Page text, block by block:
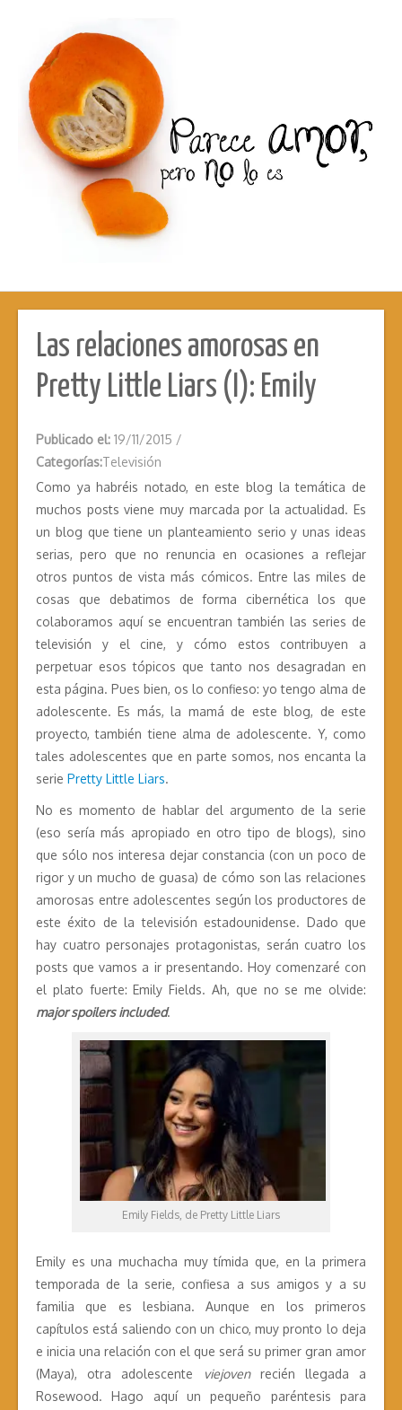
Las relaciones amorosas en
Pretty Little Liars (I): Emily
Publicado el: 19/11/2015 /
Categorías:Televisión
Como ya habréis notado, en este blog la temática de
muchos posts viene muy marcada por la actualidad. Es
un blog que tiene un planteamiento serio y unas ideas
serias, pero que no renuncia en ocasiones a reflejar
otros puntos de vista más cómicos. Entre las miles de
cosas que debatimos de forma cibernética los que
colaboramos aquí se encuentran también las series de
televisión y el cine, y cómo estos contribuyen a
perpetuar esos tópicos que tanto nos desagradan en
esta página. Pues bien, os lo confieso: yo tengo alma de
adolescente. Es más, la mamá de este blog, de este
proyecto, también tiene alma de adolescente. Y, como
tales adolescentes que en parte somos, nos encanta la
serie Pretty Little Liars.
No es momento de hablar del argumento de la serie
(eso sería más apropiado en otro tipo de blogs), sino
que sólo nos interesa dejar constancia (con un poco de
rigor y un mucho de guasa) de cómo son las relaciones
amorosas entre adolescentes según los productores de
este éxito de la televisión estadounidense. Dado que
hay cuatro personajes protagonistas, serán cuatro los
posts que vamos a ir presentando. Hoy comenzaré con
el plato fuerte: Emily Fields. Ah, que no se me olvide:
major spoilers included.
Emily Fields, de Pretty Little Liars
Emily es una muchacha muy tímida que, en la primera
temporada de la serie, confiesa a sus amigos y a su
familia que es lesbiana. Aunque en los primeros
capítulos está saliendo con un chico, muy pronto lo deja
e inicia una relación con el que será su primer gran amor
(Maya), otra adolescente
viejovenrecién llegada a
Rosewood. Hago aquí un pequeño paréntesis para